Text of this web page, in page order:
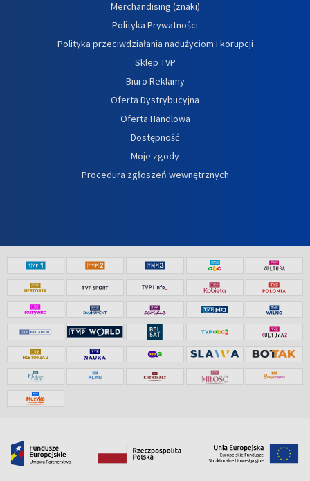
Merchandising (znaki)
Polityka Prywatności
Polityka przeciwdziałania nadużyciom i korupcji
Sklep TVP
Biuro Reklamy
Oferta Dystrybucyjna
Oferta Handlowa
Dostępność
Moje zgody
Procedura zgłoszeń wewnętrznych